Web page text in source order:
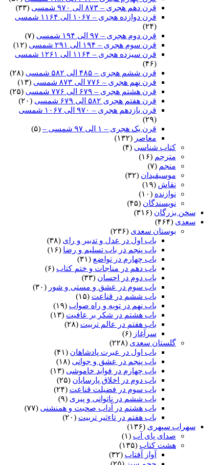
قرن دهم هجری – ۸۷۳ الی ۹۷۰ شمسی
(۳۳)
قرن دوازده هجری – ۱۰۶۷ الی ۱۱۶۴ شمسی
(۲۴)
قرن دوم هجری – ۹۷ الی ۱۹۴ شمسی
(۷)
قرن سوم هجری – ۱۹۴ الی ۲۹۱ شمسی
(۱۲)
قرن سیزده هجری – ۱۱۶۴ الی ۱۲۶۱ شمسی
(۴۶)
قرن ششم هجری – ۴۸۵ الی ۵۸۲ شمسی
(۲۸)
قرن نهم هجری – ۷۷۶ الی ۸۷۳ شمسی
(۱۳)
قرن هشتم هجری – ۶۷۹ الی ۷۷۶ شمسی
(۲۵)
قرن هفتم هجری ۵۸۲ الی ۶۷۹ شمسی
(۲۰)
قرن یازدهم هجری – ۹۷۰ الی ۱۰۶۷ شمسی
(۲۹)
قرن یک هجری – ۱ الی ۹۷ شمسی –
(۵)
معاصر (۱۳۲)
کتاب شناسی (۴)
مترجم (۱۶)
منجم (۷)
موسیقیدان (۳۲)
نقاش (۱۹)
نوازنده (۱۰)
نویسندگان (۴۵)
سخن بزرگان (۳۱۶)
سعدی (۴۶۴)
بوستان سعدی (۲۳۶)
باب اول در عدل و تدبیر و رای (۳۸)
باب پنجم در باب تسلیم و رضا (۱۶)
باب چهارم در تواضع (۳۱)
باب دهم در مناجات و ختم کتاب (۶)
باب دوم در احسان (۳۳)
باب سوم در عشق و مستی و شور (۳۰)
باب ششم در قناعت (۱۵)
باب نهم در توبه و راه صواب (۱۹)
باب هشتم در شکر بر عافیت (۱۳)
باب هفتم در عالم تربیت (۲۸)
سرآغاز (۶)
گلستان سعدی (۲۲۸)
باب اول در عبرت پادشاهان (۴۱)
باب پنجم در عشق و جوانى (۱۸)
باب چهارم در فواید خاموشى (۱۳)
باب دوم در اخلاق پارسایان (۲۵)
باب سوم در فضیلت قناعت (۲۴)
باب ششم در ناتوانى و پیرى (۹)
باب هشتم در آداب صحبت و همنشنى (۷۷)
باب هفتم در تاءثیر تربیت (۲۰)
سهراب سپهری (۱۳۶)
صدای پای آب (۱)
هشت کتاب (۱۳۵)
آواز آفتاب (۳۲)